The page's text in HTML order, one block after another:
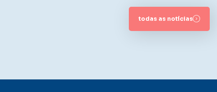
todas as notícias